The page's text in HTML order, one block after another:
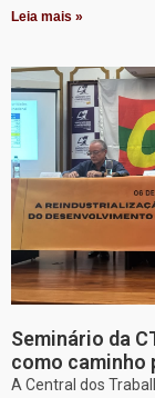
Leia mais »
Seminário da
como caminho
A Central dos